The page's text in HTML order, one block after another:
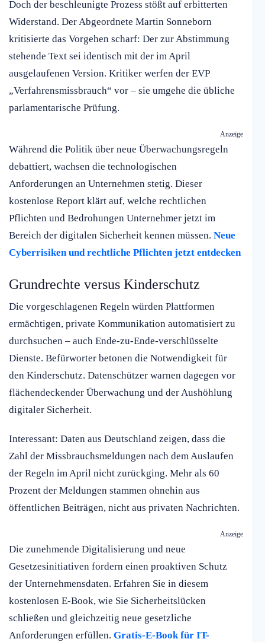
Doch der beschleunigte Prozess stößt auf erbitterten
Widerstand. Der Abgeordnete Martin Sonneborn
kritisierte das Vorgehen scharf: Der zur Abstimmung
stehende Text sei identisch mit der im April
ausgelaufenen Version. Kritiker werfen der EVP
„Verfahrensmissbrauch“ vor – sie umgehe die übliche
parlamentarische Prüfung.
Anzeige
Während die Politik über neue Überwachungsregeln
debattiert, wachsen die technologischen
Anforderungen an Unternehmen stetig. Dieser
kostenlose Report klärt auf, welche rechtlichen
Pflichten und Bedrohungen Unternehmer jetzt im
Bereich der digitalen Sicherheit kennen müssen. Neue
Cyberrisiken und rechtliche Pflichten jetzt entdecken
Grundrechte versus Kinderschutz
Die vorgeschlagenen Regeln würden Plattformen
ermächtigen, private Kommunikation automatisiert zu
durchsuchen – auch Ende-zu-Ende-verschlüsselte
Dienste. Befürworter betonen die Notwendigkeit für
den Kinderschutz. Datenschützer warnen dagegen vor
flächendeckender Überwachung und der Aushöhlung
digitaler Sicherheit.
Interessant: Daten aus Deutschland zeigen, dass die
Zahl der Missbrauchsmeldungen nach dem Auslaufen
der Regeln im April nicht zurückging. Mehr als 60
Prozent der Meldungen stammen ohnehin aus
öffentlichen Beiträgen, nicht aus privaten Nachrichten.
Anzeige
Die zunehmende Digitalisierung und neue
Gesetzesinitiativen fordern einen proaktiven Schutz
der Unternehmensdaten. Erfahren Sie in diesem
kostenlosen E-Book, wie Sie Sicherheitslücken
schließen und gleichzeitig neue gesetzliche
Anforderungen erfüllen. Gratis-E-Book für IT-